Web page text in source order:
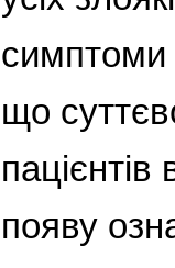
симптоми
що
появу